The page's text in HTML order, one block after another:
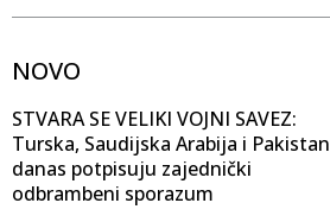
NOVO
STVARA SE VELIKI VOJNI SAVEZ:
Turska, Saudijska Arabija i Pakistan
danas potpisuju zajednički
odbrambeni sporazum